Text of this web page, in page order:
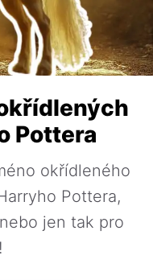
Pottera
okřídleného
Pottera,
jen tak pro